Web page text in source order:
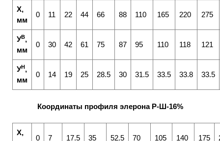
X,
мм
0 11 22 44 66 88 110 165 220 275
УВ,
мм
0 30 42 61 75 87 95 110 118 121
УН,
мм
0 14 19 25 28.5 30 31.5 33.5 33.8 33.5
Координаты профиля элерона Р-Ш-16%
X,
0 7 17.5 35 52.5 70 105 140 175